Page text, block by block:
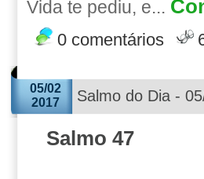
Vida te pediu, e...
0 comentários
05/02
2017
Salmo do Dia -
Salmo 47